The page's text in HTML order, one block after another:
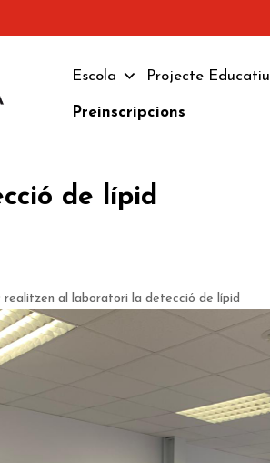
Escola Projecte Educatiu
Preinscripcions
de lípid
realitzen al laboratori la detecció de lípid